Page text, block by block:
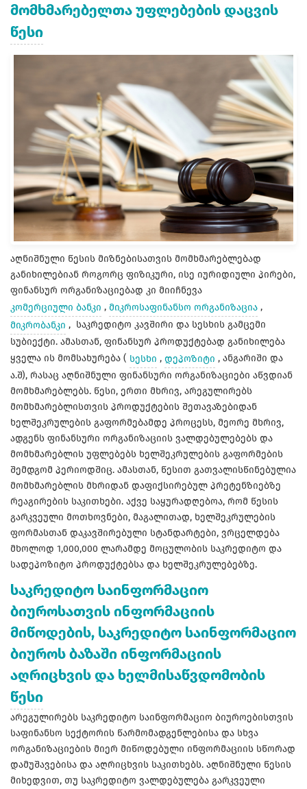
მომხმარებელთა უფლებების დაცვის
წესი
აღნიშნული წესის მიზნებისათვის მომხმარებლებად
განიხილებიან როგორც ფიზიკური, ისე იურიდიული პირები,
ფინანსურ ორგანიზაციებად კი მიიჩნევა
კომერციული ბანკი , მიკროსაფინანსო ორგანიზაცია ,
მიკრობანკი , საკრედიტო კავშირი და სესხის გამცემი
სუბიექტი. ამასთან, ფინანსურ პროდუქტებად განიხილება
ყველა ის მომსახურება ( სესხი , დეპოზიტი , ანგარიში და
ა.შ), რასაც აღნიშნული ფინანსური ორგანიზაციები აწვდიან
მომხმარებლებს. წესი, ერთი მხრივ, არეგულირებს
მომხმარებლისთვის პროდუქტების შეთავაზებიდან
ხელშეკრულების გაფორმებამდე პროცესს, მეორე მხრივ,
ადგენს ფინანსური ორგანიზაციის ვალდებულებებს და
მომხმარებლის უფლებებს ხელშეკრულების გაფორმების
შემდგომ პერიოდშიც. ამასთან, წესით გათვალისწინებულია
მომხმარებლის მხრიდან დაფიქსირებულ პრეტენზიებზე
რეაგირების საკითხები. აქვე საყურადღებოა, რომ წესის
გარკვეული მოთხოვნები, მაგალითად, ხელშეკრულების
ფორმასთან დაკავშირებული სტანდარტები, ვრცელდება
მხოლოდ 1,000,000 ლარამდე მოცულობის საკრედიტო და
სადეპოზიტო პროდუქტებსა და ხელშეკრულებებზე.
საკრედიტო საინფორმაციო
ბიუროსათვის ინფორმაციის
მიწოდების, საკრედიტო საინფორმაციო
ბიუროს ბაზაში ინფორმაციის
აღრიცხვის და ხელმისაწვდომობის
წესი
არეგულირებს საკრედიტო საინფორმაციო ბიუროებისთვის
საფინანსო სექტორის წარმომადგენლებისა და სხვა
ორგანიზაციების მიერ მიწოდებული ინფორმაციის სწორად
დამუშავებისა და აღრიცხვის საკითხებს. აღნიშნული წესის
მიხედვით, თუ საკრედიტო ვალდებულება გარკვეული